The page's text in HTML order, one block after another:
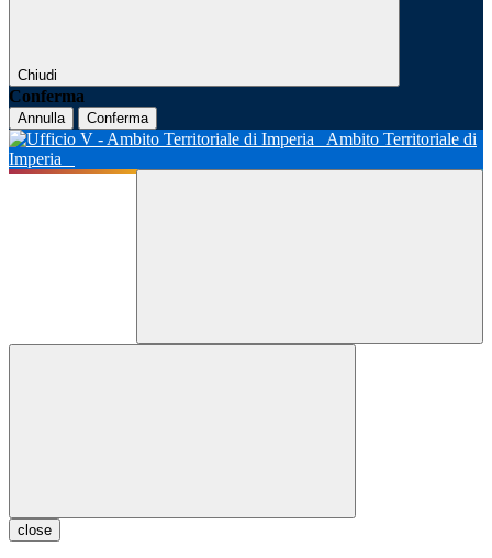
Chiudi
Conferma
Annulla Conferma
Ambito Territoriale di
Imperia
close